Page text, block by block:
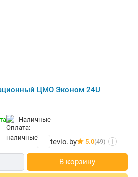
ЦМО Эконом 24U
наличные
tevio.by 5.0(49) i
В корзину